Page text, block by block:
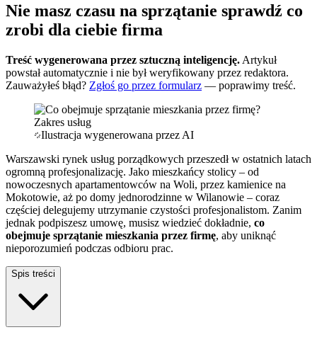
Nie masz czasu na sprzątanie sprawdź co
zrobi dla ciebie firma
Treść wygenerowana przez sztuczną inteligencję. Artykuł
powstał automatycznie i nie był weryfikowany przez redaktora.
Zauważyłeś błąd? Zgłoś go przez formularz — poprawimy treść.
Ilustracja wygenerowana przez AI
Warszawski rynek usług porządkowych przeszedł w ostatnich latach
ogromną profesjonalizację. Jako mieszkańcy stolicy – od
nowoczesnych apartamentowców na Woli, przez kamienice na
Mokotowie, aż po domy jednorodzinne w Wilanowie – coraz
częściej delegujemy utrzymanie czystości profesjonalistom. Zanim
jednak podpiszesz umowę, musisz wiedzieć dokładnie, co
obejmuje sprzątanie mieszkania przez firmę, aby uniknąć
nieporozumień podczas odbioru prac.
Spis treści